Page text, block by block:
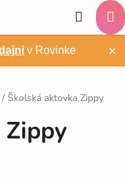
v Rovinke ×
Hľadať
/ Školská aktovka Zippy